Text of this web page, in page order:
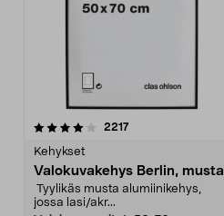
2217arvostelut
Kehykset
Valokuvakehys Berlin, musta
Tyylikäs musta alumiinikehys,
jossa lasi/akr...
4.5 viidestä